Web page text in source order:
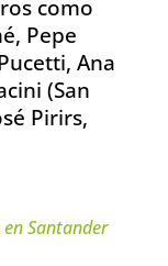
como
Pepe
Ana
(San
Pirirs,
Santander